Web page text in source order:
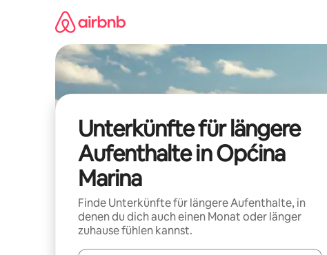
Unterkünfte für längere
Aufenthalte in Općina
Marina
Finde Unterkünfte für längere Aufenthalte, in
denen du dich auch einen Monat oder länger
zuhause fühlen kannst.